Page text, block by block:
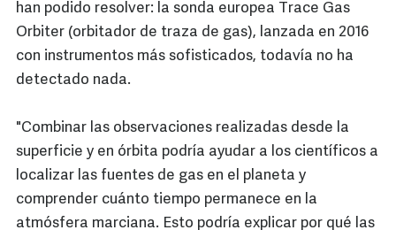
han podido resolver: la sonda europea Trace Gas
Orbiter (orbitador de traza de gas), lanzada en 2016
con instrumentos más sofisticados, todavía no ha
detectado nada.
"Combinar las observaciones realizadas desde la
superficie y en órbita podría ayudar a los científicos a
localizar las fuentes de gas en el planeta y
comprender cuánto tiempo permanece en la
atmósfera marciana. Esto podría explicar por qué las